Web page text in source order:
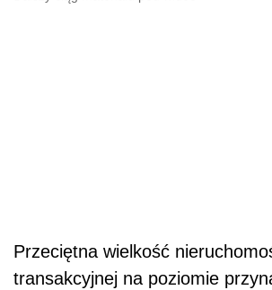
Przeciętna wielkość
transakcyjnej na poziomie